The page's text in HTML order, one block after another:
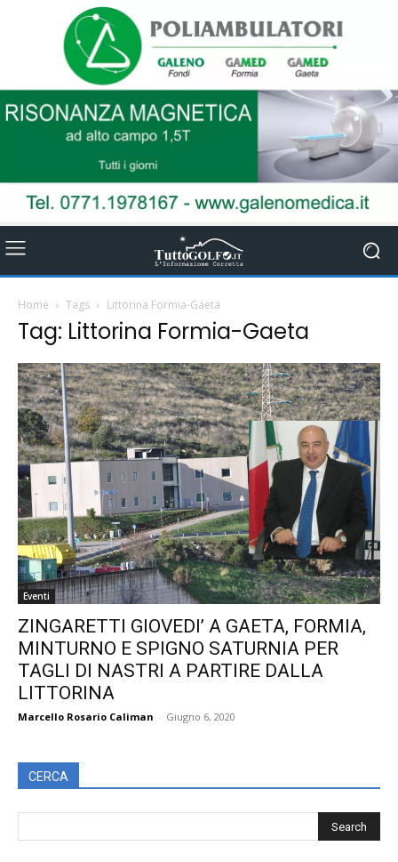
Home Tags Littorina Formia-Gaeta
Tag: Littorina Formia-Gaeta
Eventi
ZINGARETTI GIOVEDI’ A GAETA, FORMIA,
MINTURNO E SPIGNO SATURNIA PER
TAGLI DI NASTRI A PARTIRE DALLA
LITTORINA
Marcello Rosario Caliman - Giugno 6, 2020
CERCA